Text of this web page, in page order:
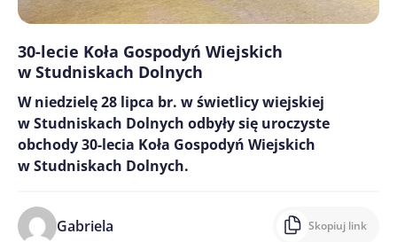
30-lecie Koła Gospodyń Wiejskich
w Studniskach Dolnych
W niedzielę 28 lipca br. w świetlicy wiejskiej
w Studniskach Dolnych odbyły się uroczyste
obchody 30-lecia Koła Gospodyń Wiejskich
w Studniskach Dolnych.
Gabriela Skopiuj link